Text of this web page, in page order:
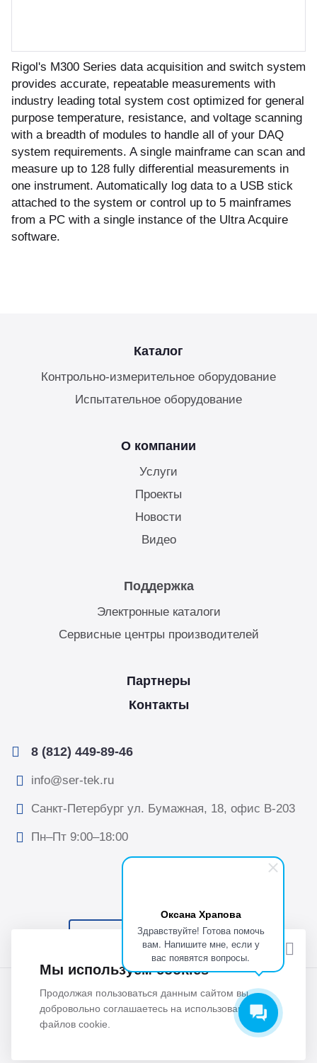
Оксана Храпова
Здравствуйте! Готова помочь
вам. Напишите мне, если у
вас появятся вопросы.
безопасной и эффективной
с оборудованием
неиспользуемого оборудования
Rigol's M300 Series data acquisition and switch system
provides accurate, repeatable measurements with
industry leading total system cost optimized for general
purpose temperature, resistance, and voltage scanning
with a breadth of modules to handle all of your DAQ
system requirements. A single mainframe can scan and
measure up to 128 fully differential measurements in
one instrument. Automatically log data to a USB stick
attached to the system or control up to 5 mainframes
from a PC with a single instance of the Ultra Acquire
software.
ПОДПИСАТЬСЯ НА НОВОСТИ
Каталог
Контрольно-измерительное оборудование
Испытательное оборудование
О компании
Услуги
Проекты
Новости
Видео
Поддержка
Электронные каталоги
Сервисные центры производителей
Партнеры
Контакты
8 (812) 449-89-46
info@ser-tek.ru
Санкт-Петербург ул. Бумажная, 18, офис B-203
Пн–Пт 9:00–18:00
© 2026 Все права защищены. ООО “Сертек”, оборудование
для исследований и измерений.
Политика обработки персональных данных
Мы используем cookies
Продолжая пользоваться данным сайтом вы
добровольно соглашаетесь на использование
файлов cookie.